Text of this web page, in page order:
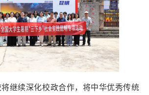
继续深化校政合作，将中华优秀传统